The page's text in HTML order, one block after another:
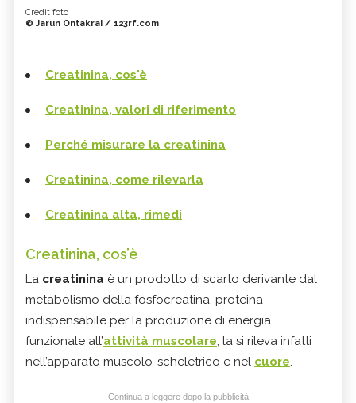
Credit foto
© Jarun Ontakrai / 123rf.com
Creatinina, cos'è
Creatinina, valori di riferimento
Perché misurare la creatinina
Creatinina, come rilevarla
Creatinina alta, rimedi
Creatinina, cos’è
La creatinina è un prodotto di scarto derivante dal
metabolismo della fosfocreatina, proteina
indispensabile per la produzione di energia
funzionale all’attività muscolare, la si rileva infatti
nell’apparato muscolo-scheletrico e nel cuore.
Continua a leggere dopo la pubblicità